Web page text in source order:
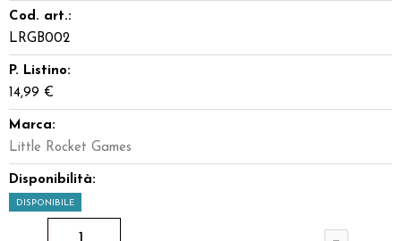
Cod. art.:
LRGB002
P. Listino:
14,99 €
Marca:
Little Rocket Games
Disponibilità:
DISPONIBILE